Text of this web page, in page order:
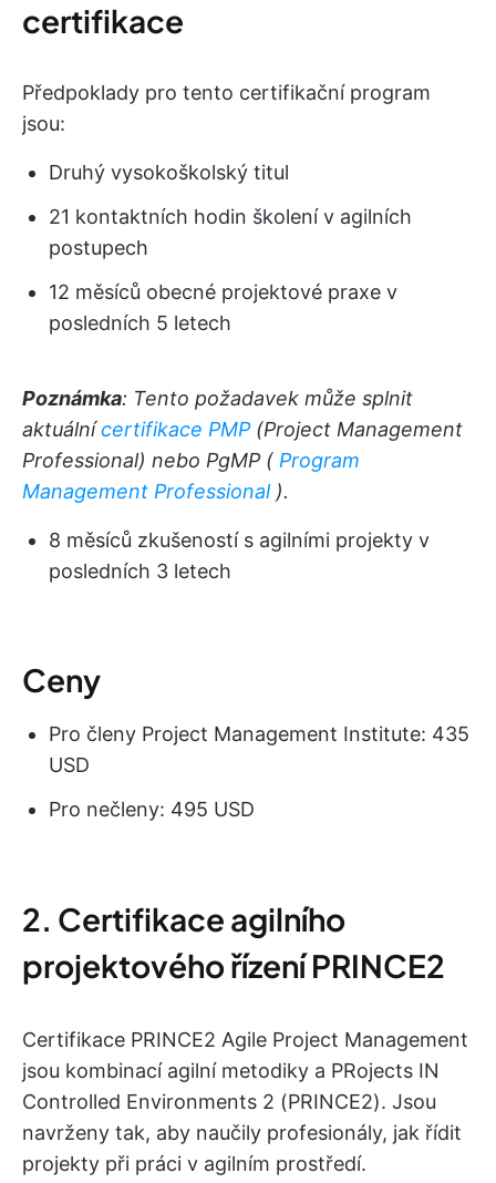
certifikace
Předpoklady pro tento certifikační program
jsou:
Druhý vysokoškolský titul
21 kontaktních hodin školení v agilních
postupech
12 měsíců obecné projektové praxe v
posledních 5 letech
Poznámka: Tento požadavek může splnit
aktuálnícertifikace PMP(Project Management
Professional) nebo PgMP ( Program
Management Professional ).
8 měsíců zkušeností s agilními projekty v
posledních 3 letech
Ceny
Pro členy Project Management Institute: 435
USD
Pro nečleny: 495 USD
2. Certifikace agilního
projektového řízení PRINCE2
Certifikace PRINCE2 Agile Project Management
jsou kombinací agilní metodiky a PRojects IN
Controlled Environments 2 (PRINCE2). Jsou
navrženy tak, aby naučily profesionály, jak řídit
projekty při práci v agilním prostředí.